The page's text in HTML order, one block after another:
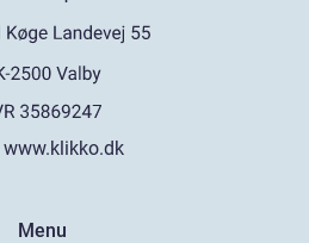
www.klikko.dk
Menu